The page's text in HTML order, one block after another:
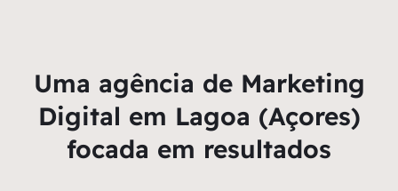
Uma agência de Marketing
Digital em Lagoa (Açores)
focada em resultados